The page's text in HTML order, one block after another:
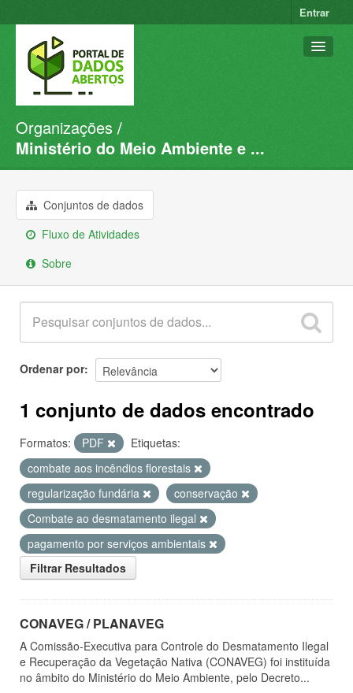
Entrar
Conjuntos de dados
Organizações
Sobre
Organizações
Ministério do Meio Ambiente e ...
Conjuntos de dados
Fluxo de Atividades
Sobre
Ordenar por
1 conjunto de dados encontrado
Formatos: PDF
Etiquetas:
combate aos incêndios florestais
regularização fundária
conservação
Combate ao desmatamento ilegal
pagamento por serviços ambientais
Filtrar Resultados
CONAVEG / PLANAVEG
A Comissão-Executiva para Controle do Desmatamento Ilegal
e Recuperação da Vegetação Nativa (CONAVEG) foi instituída
no âmbito do Ministério do Meio Ambiente, pelo Decreto...